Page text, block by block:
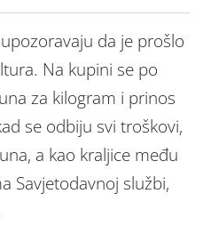
da je prošlo
Na kupini se po
za kilogram i prinos
se odbiju svi troškovi,
a kao kraljice među
Savjetodavnoj službi,